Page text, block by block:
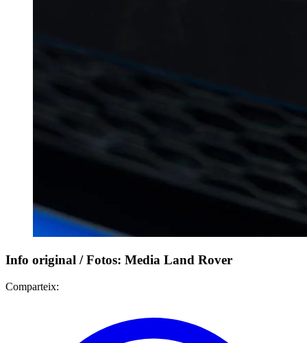
Info original / Fotos: Media Land Rover
Comparteix: